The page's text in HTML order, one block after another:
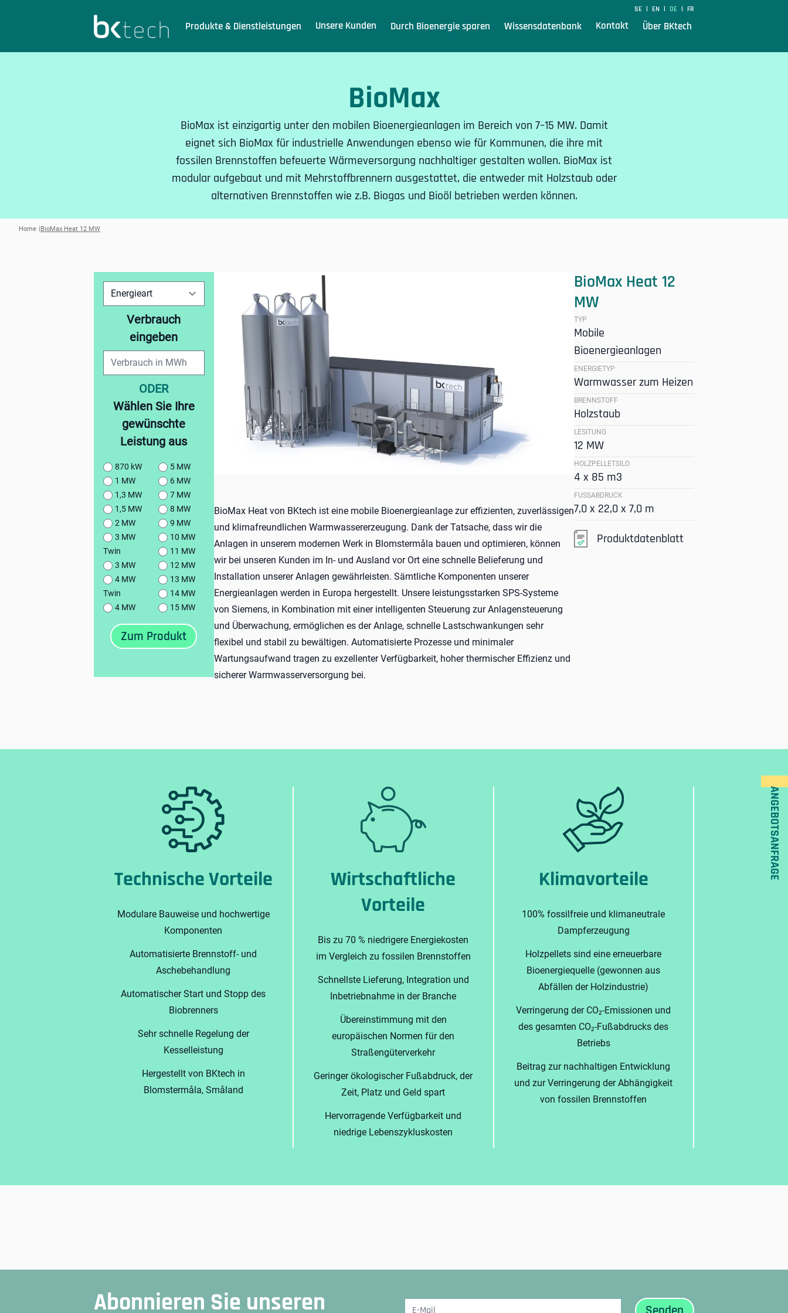
ANGEBOTSANFRAGE
Produkte & Dienstleistungen Unsere Kunden Durch Bioenergie sparen Wissensdatenbank Kontakt Über BKtech
SE | EN | DE | FR
BioMax
BioMax ist einzigartig unter den mobilen Bioenergieanlagen im Bereich von 7–15 MW. Damit
eignet sich BioMax für industrielle Anwendungen ebenso wie für Kommunen, die ihre mit
fossilen Brennstoffen befeuerte Wärmeversorgung nachhaltiger gestalten wollen. BioMax ist
modular aufgebaut und mit Mehrstoffbrennern ausgestattet, die entweder mit Holzstaub oder
alternativen Brennstoffen wie z.B. Biogas und Bioöl betrieben werden können.
Home BioMax Heat 12 MW
Verbrauch
eingeben
ODER
Wählen Sie Ihre
gewünschte
Leistung aus
870 kW
1 MW
1,3 MW
1,5 MW
2 MW
3 MW
Twin
3 MW
4 MW
Twin
4 MW
5 MW
6 MW
7 MW
8 MW
9 MW
10 MW
11 MW
12 MW
13 MW
14 MW
15 MW
BioMax Heat von BKtech ist eine mobile Bioenergieanlage zur effizienten, zuverlässigen
und klimafreundlichen Warmwassererzeugung. Dank der Tatsache, dass wir die
Anlagen in unserem modernen Werk in Blomstermåla bauen und optimieren, können
wir bei unseren Kunden im In- und Ausland vor Ort eine schnelle Belieferung und
Installation unserer Anlagen gewährleisten. Sämtliche Komponenten unserer
Energieanlagen werden in Europa hergestellt. Unsere leistungsstarken SPS-Systeme
von Siemens, in Kombination mit einer intelligenten Steuerung zur Anlagensteuerung
und Überwachung, ermöglichen es der Anlage, schnelle Lastschwankungen sehr
flexibel und stabil zu bewältigen. Automatisierte Prozesse und minimaler
Wartungsaufwand tragen zu exzellenter Verfügbarkeit, hoher thermischer Effizienz und
sicherer Warmwasserversorgung bei.
BioMax Heat 12
MW
TYP
Mobile
Bioenergieanlagen
ENERGIETYP
Warmwasser zum Heizen
BRENNSTOFF
Holzstaub
LESITUNG
12 MW
HOLZPELLETSILO
4 x 85 m3
FUSSABDRUCK
7,0 x 22,0 x 7,0 m
Produktdatenblatt
Technische Vorteile
Modulare Bauweise und hochwertige
Komponenten
Automatisierte Brennstoff- und
Aschebehandlung
Automatischer Start und Stopp des
Biobrenners
Sehr schnelle Regelung der
Kesselleistung
Hergestellt von BKtech in
Blomstermåla, Småland
Wirtschaftliche
Vorteile
Bis zu 70 % niedrigere Energiekosten
im Vergleich zu fossilen Brennstoffen
Schnellste Lieferung, Integration und
Inbetriebnahme in der Branche
Übereinstimmung mit den
europäischen Normen für den
Straßengüterverkehr
Geringer ökologischer Fußabdruck, der
Zeit, Platz und Geld spart
Hervorragende Verfügbarkeit und
niedrige Lebenszykluskosten
Klimavorteile
100% fossilfreie und klimaneutrale
Dampferzeugung
Holzpellets sind eine erneuerbare
Bioenergiequelle (gewonnen aus
Abfällen der Holzindustrie)
Verringerung der CO₂-Emissionen und
des gesamten CO₂-Fußabdrucks des
Betriebs
Beitrag zur nachhaltigen Entwicklung
und zur Verringerung der Abhängigkeit
von fossilen Brennstoffen
Abonnieren Sie unseren